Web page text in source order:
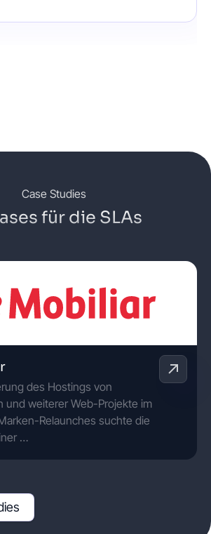
Case Studies
für die SLAs
des Hostings von
und weiterer Web-Projekte im
Relaunches suchte die
…